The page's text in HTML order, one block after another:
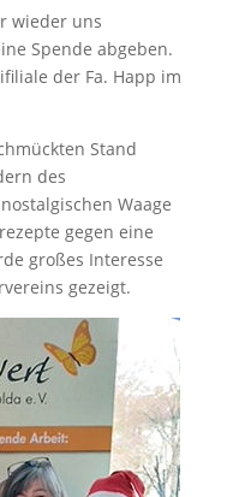
wieder uns
Spende abgeben.
der Fa. Happ im
Stand
des
Waage
gegen eine
großes Interesse
gezeigt.